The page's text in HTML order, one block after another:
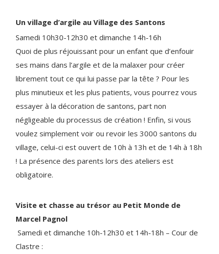
Un village d’argile au Village des Santons
Samedi 10h30-12h30 et dimanche 14h-16h
Quoi de plus réjouissant pour un enfant que d’enfouir
ses mains dans l’argile et de la malaxer pour créer
librement tout ce qui lui passe par la tête ? Pour les
plus minutieux et les plus patients, vous pourrez vous
essayer à la décoration de santons, part non
négligeable du processus de création ! Enfin, si vous
voulez simplement voir ou revoir les 3000 santons du
village, celui-ci est ouvert de 10h à 13h et de 14h à 18h
! La présence des parents lors des ateliers est
obligatoire.
Visite et chasse au trésor au Petit Monde de
Marcel Pagnol
Samedi et dimanche 10h-12h30 et 14h-18h – Cour de
Clastre :